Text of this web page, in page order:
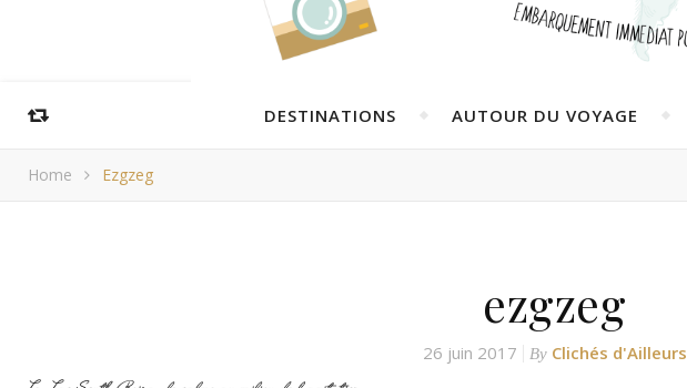
DESTINATIONS AUTOUR DU VOYAGE
Home Ezgzeg
ezgzeg
26 juin 2017 By Clichés d'Ailleurs